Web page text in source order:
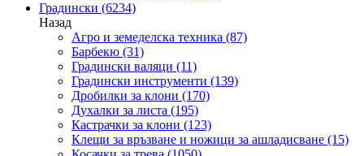
Градински (6234)
Назад
Агро и земеделска техника (87)
Барбекю (31)
Градински валяци (11)
Градински инструменти (139)
Дробилки за клони (170)
Духалки за листа (195)
Кастрачки за клони (123)
Клещи за връзване и ножици за ашладисване (15)